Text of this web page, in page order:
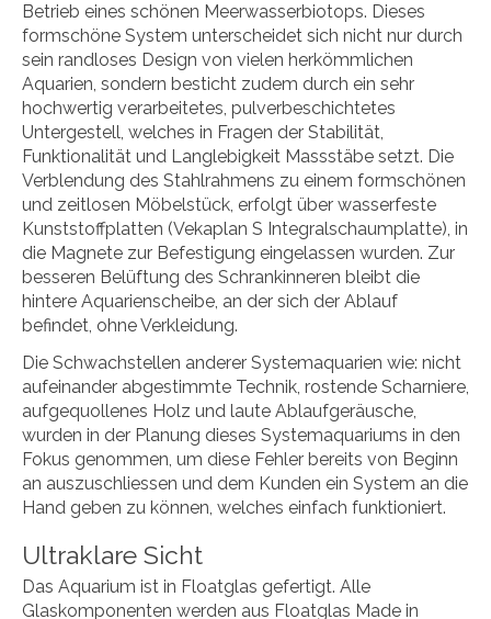
Betrieb eines schönen Meerwasserbiotops. Dieses
formschöne System unterscheidet sich nicht nur durch
sein randloses Design von vielen herkömmlichen
Aquarien, sondern besticht zudem durch ein sehr
hochwertig verarbeitetes, pulverbeschichtetes
Untergestell, welches in Fragen der Stabilität,
Funktionalität und Langlebigkeit Massstäbe setzt. Die
Verblendung des Stahlrahmens zu einem formschönen
und zeitlosen Möbelstück, erfolgt über wasserfeste
Kunststoffplatten (Vekaplan S Integralschaumplatte), in
die Magnete zur Befestigung eingelassen wurden. Zur
besseren Belüftung des Schrankinneren bleibt die
hintere Aquarienscheibe, an der sich der Ablauf
befindet, ohne Verkleidung.
Die Schwachstellen anderer Systemaquarien wie: nicht
aufeinander abgestimmte Technik, rostende Scharniere,
aufgequollenes Holz und laute Ablaufgeräusche,
wurden in der Planung dieses Systemaquariums in den
Fokus genommen, um diese Fehler bereits von Beginn
an auszuschliessen und dem Kunden ein System an die
Hand geben zu können, welches einfach funktioniert.
Ultraklare Sicht
Das Aquarium ist in Floatglas gefertigt. Alle
Glaskomponenten werden aus Floatglas Made in